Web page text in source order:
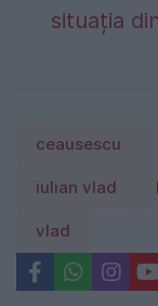
situația
ceausescu
iulian vlad
vlad